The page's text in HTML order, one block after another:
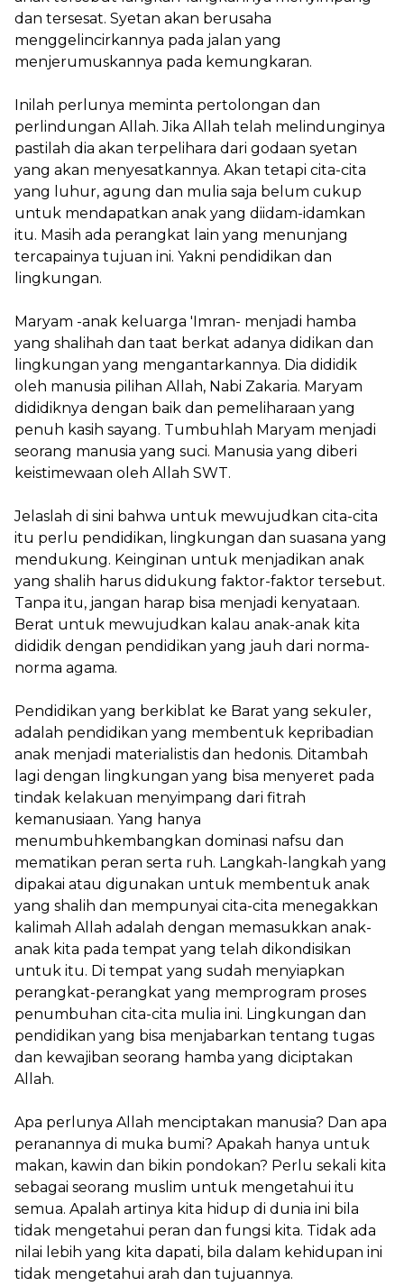
dan tersesat. Syetan akan berusaha
menggelincirkannya pada jalan yang
menjerumuskannya pada kemungkaran.
Inilah perlunya meminta pertolongan dan
perlindungan Allah. Jika Allah telah melindunginya
pastilah dia akan terpelihara dari godaan syetan
yang akan menyesatkannya. Akan tetapi cita-cita
yang luhur, agung dan mulia saja belum cukup
untuk mendapatkan anak yang diidam-idamkan
itu. Masih ada perangkat lain yang menunjang
tercapainya tujuan ini. Yakni pendidikan dan
lingkungan.
Maryam -anak keluarga 'Imran- menjadi hamba
yang shalihah dan taat berkat adanya didikan dan
lingkungan yang mengantarkannya. Dia dididik
oleh manusia pilihan Allah, Nabi Zakaria. Maryam
dididiknya dengan baik dan pemeliharaan yang
penuh kasih sayang. Tumbuhlah Maryam menjadi
seorang manusia yang suci. Manusia yang diberi
keistimewaan oleh Allah SWT.
Jelaslah di sini bahwa untuk mewujudkan cita-cita
itu perlu pendidikan, lingkungan dan suasana yang
mendukung. Keinginan untuk menjadikan anak
yang shalih harus didukung faktor-faktor tersebut.
Tanpa itu, jangan harap bisa menjadi kenyataan.
Berat untuk mewujudkan kalau anak-anak kita
dididik dengan pendidikan yang jauh dari norma-
norma agama.
Pendidikan yang berkiblat ke Barat yang sekuler,
adalah pendidikan yang membentuk kepribadian
anak menjadi materialistis dan hedonis. Ditambah
lagi dengan lingkungan yang bisa menyeret pada
tindak kelakuan menyimpang dari fitrah
kemanusiaan. Yang hanya
menumbuhkembangkan dominasi nafsu dan
mematikan peran serta ruh. Langkah-langkah yang
dipakai atau digunakan untuk membentuk anak
yang shalih dan mempunyai cita-cita menegakkan
kalimah Allah adalah dengan memasukkan anak-
anak kita pada tempat yang telah dikondisikan
untuk itu. Di tempat yang sudah menyiapkan
perangkat-perangkat yang memprogram proses
penumbuhan cita-cita mulia ini. Lingkungan dan
pendidikan yang bisa menjabarkan tentang tugas
dan kewajiban seorang hamba yang diciptakan
Allah.
Apa perlunya Allah menciptakan manusia? Dan apa
peranannya di muka bumi? Apakah hanya untuk
makan, kawin dan bikin pondokan? Perlu sekali kita
sebagai seorang muslim untuk mengetahui itu
semua. Apalah artinya kita hidup di dunia ini bila
tidak mengetahui peran dan fungsi kita. Tidak ada
nilai lebih yang kita dapati, bila dalam kehidupan ini
tidak mengetahui arah dan tujuannya.